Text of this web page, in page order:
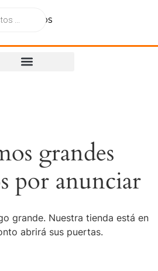
Nosotros
grandes
por anunciar
grande. Nuestra tienda está en
abrirá sus puertas.